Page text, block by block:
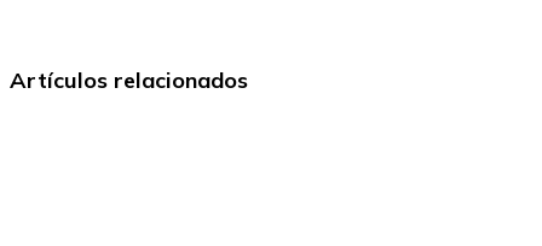
Artículos relacionados